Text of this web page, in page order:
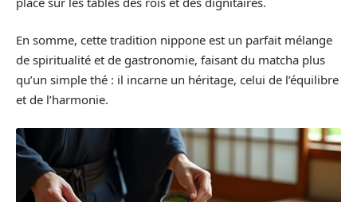
En somme, cette tradition nippone est un parfait mélange
de spiritualité et de gastronomie, faisant du matcha plus
qu’un simple thé : il incarne un héritage, celui de l’équilibre
et de l’harmonie.